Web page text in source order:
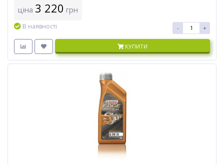
ціна 3 220 грн
В наявності - +
КУПИТИ